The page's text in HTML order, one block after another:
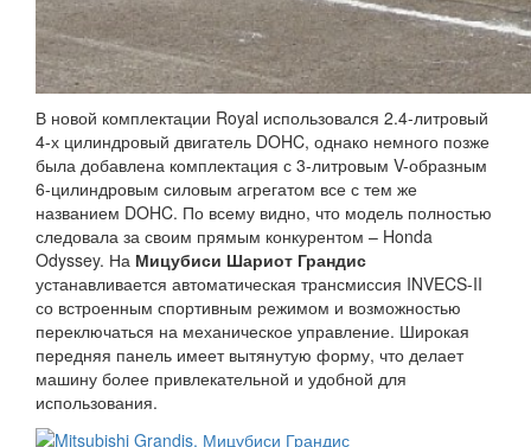
В новой комплектации Royal использовался 2.4-литровый
4-х цилиндровый двигатель DOHC, однако немного позже
была добавлена комплектация с 3-литровым V-образным
6-цилиндровым силовым агрегатом все с тем же
названием DOHC. По всему видно, что модель полностью
следовала за своим прямым конкурентом – Honda
Odyssey. На Мицубиси Шариот Грандис
устанавливается автоматическая трансмиссия INVECS-II
со встроенным спортивным режимом и возможностью
переключаться на механическое управление. Широкая
передняя панель имеет вытянутую форму, что делает
машину более привлекательной и удобной для
использования.